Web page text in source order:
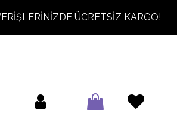
ÜCRETSİZ KARGO!